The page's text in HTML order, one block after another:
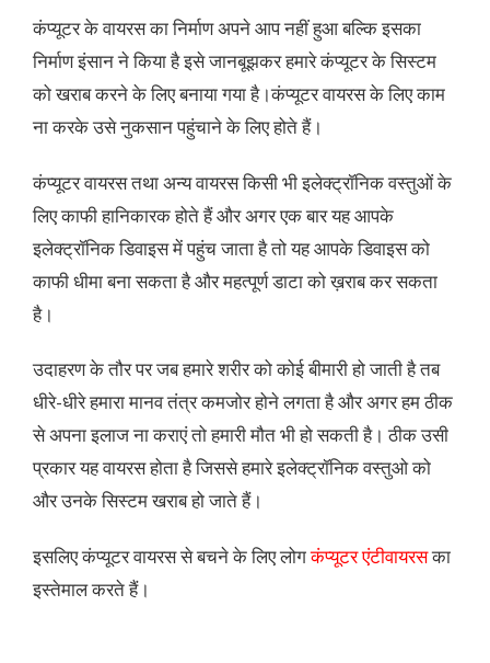
कंप्यूटर के वायरस का निर्माण अपने आप नहीं हुआ बल्कि इसका
निर्माण इंसान ने किया है इसे जानबूझकर हमारे कंप्यूटर के सिस्टम
को खराब करने के लिए बनाया गया है।कंप्यूटर वायरस के लिए काम
ना करके उसे नुकसान पहुंचाने के लिए होते हैं।
कंप्यूटर वायरस तथा अन्य वायरस किसी भी इलेक्ट्रॉनिक वस्तुओं के
लिए काफी हानिकारक होते हैं और अगर एक बार यह आपके
इलेक्ट्रॉनिक डिवाइस में पहुंच जाता है तो यह आपके डिवाइस को
काफी धीमा बना सकता है और महत्पूर्ण डाटा को ख़राब कर सकता
है।
उदाहरण के तौर पर जब हमारे शरीर को कोई बीमारी हो जाती है तब
धीरे-धीरे हमारा मानव तंत्र कमजोर होने लगता है और अगर हम ठीक
से अपना इलाज ना कराएं तो हमारी मौत भी हो सकती है। ठीक उसी
प्रकार यह वायरस होता है जिससे हमारे इलेक्ट्रॉनिक वस्तुओ को
और उनके सिस्टम खराब हो जाते हैं।
इसलिए कंप्यूटर वायरस से बचने के लिए लोगकंप्यूटर एंटीवायरसका
इस्तेमाल करते हैं।